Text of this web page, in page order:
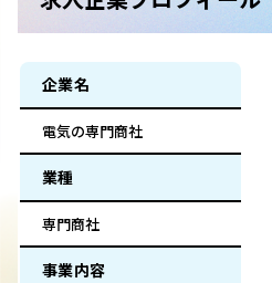
企業名
電気の専門商社
業種
専門商社
事業内容